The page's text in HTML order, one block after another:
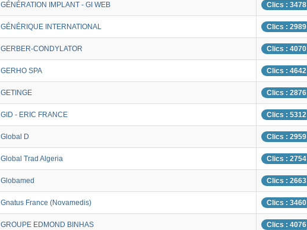
GÉNÉRATION IMPLANT - GI WEB Clics : 3478
GÉNÉRIQUE INTERNATIONAL Clics : 2989
GERBER-CONDYLATOR Clics : 4070
GERHO SPA Clics : 4642
GETINGE Clics : 2876
GID - ERIC FRANCE Clics : 5312
Global D Clics : 2959
Global Trad Algeria Clics : 2754
Globamed Clics : 2663
Gnatus France (Novamedis) Clics : 3460
GROUPE EDMOND BINHAS Clics : 4076